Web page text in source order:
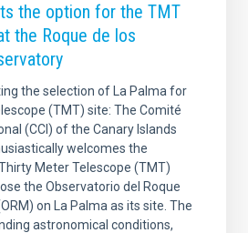
the option for the TMT
the Roque de los
the selection of La Palma for
(TMT) site: The Comité
(CCI) of the Canary Islands
welcomes the
Meter Telescope (TMT)
the Observatorio del Roque
on La Palma as its site. The
astronomical conditions,